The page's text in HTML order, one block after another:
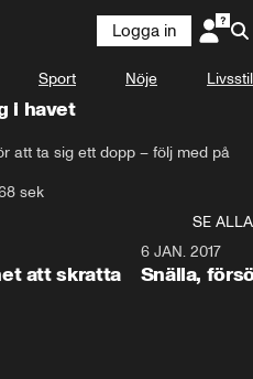
Logga in
Sport Nöje Livsstil
i havet
att ta sig ett dopp – följ med på
sek
SE ALLA
att skratta
6 JAN. 2017
Snälla,